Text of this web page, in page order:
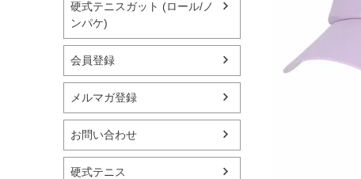
硬式テニスガット (ロール/ノ
ンパケ)
会員登録
メルマガ登録
お問い合わせ
硬式テニス